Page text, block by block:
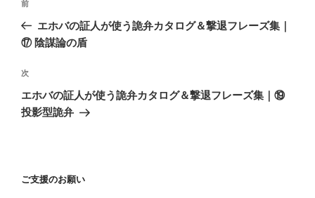
ナ
ゲ
ー
シ
前
の
投
前
エホバの証人が使う詭弁カタログ＆撃退フレーズ集｜
⑰ 陰謀論の盾
次
の
投
次
エホバの証人が使う詭弁カタログ＆撃退フレーズ集｜⑲
投影型詭弁
ご支援のお願い